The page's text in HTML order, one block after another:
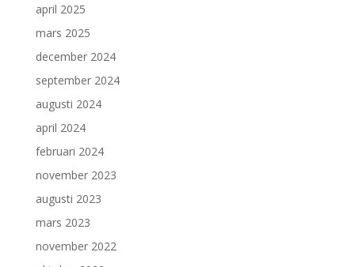
april 2025
mars 2025
december 2024
september 2024
augusti 2024
april 2024
februari 2024
november 2023
augusti 2023
mars 2023
november 2022